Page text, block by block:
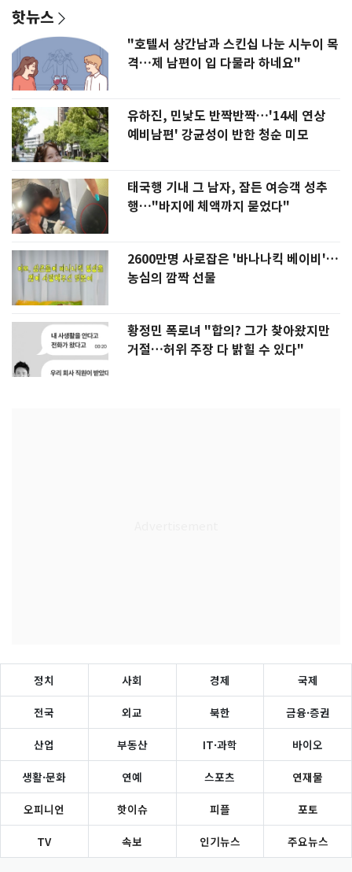
핫뉴스
"호텔서 상간남과 스킨십 나눈 시누이 목
격…제 남편이 입 다물라 하네요"
유하진, 민낯도 반짝반짝…'14세 연상
예비남편' 강균성이 반한 청순 미모
태국행 기내 그 남자, 잠든 여승객 성추
행…"바지에 체액까지 묻었다"
2600만명 사로잡은 '바나나킥 베이비'…
농심의 깜짝 선물
황정민 폭로녀 "합의? 그가 찾아왔지만
거절…허위 주장 다 밝힐 수 있다"
정치 사회 경제 국제
전국 외교 북한 금융·증권
산업 부동산 IT·과학 바이오
생활·문화 연예 스포츠 연재물
오피니언 핫이슈 피플 포토
TV 속보 인기뉴스 주요뉴스